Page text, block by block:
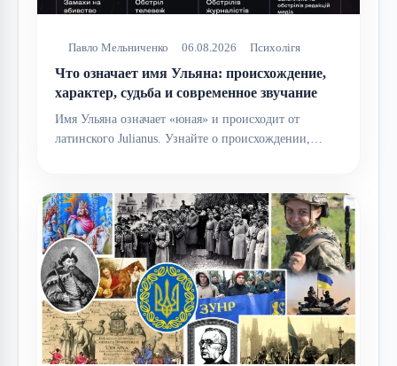
Павло Мельниченко 06.08.2026 Психолігя
Что означает имя Ульяна: происхождение,
характер, судьба и современное звучание
Имя Ульяна означает «юная» и происходит от
латинского Julianus. Узнайте о происхождении,…